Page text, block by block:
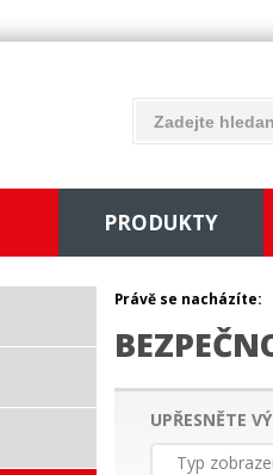
PRODUKTY
Právě se nacházíte:
UPŘESNĚTE
Typ